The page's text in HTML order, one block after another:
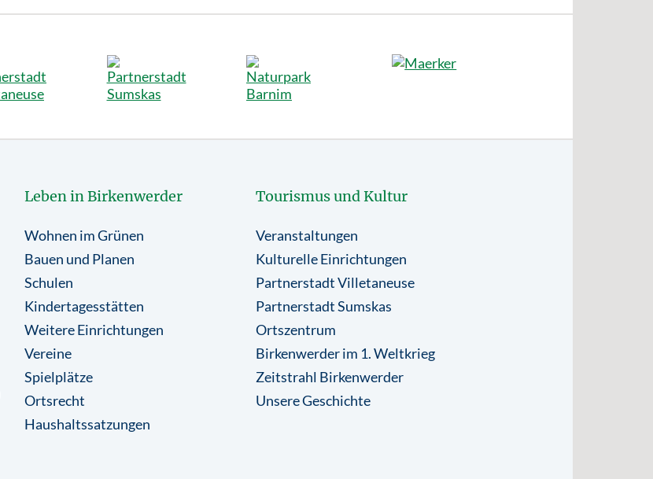
Leben in Birkenwerder
Wohnen im Grünen
Bauen und Planen
Schulen
Kindertagesstätten
Weitere Einrichtungen
Vereine
Spielplätze
Ortsrecht
Haushaltssatzungen
Tourismus und Kultur
Veranstaltungen
Kulturelle Einrichtungen
Partnerstadt Villetaneuse
Partnerstadt Sumskas
Ortszentrum
Birkenwerder im 1. Weltkrieg
Zeitstrahl Birkenwerder
Unsere Geschichte